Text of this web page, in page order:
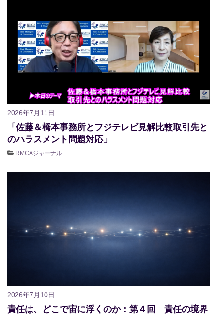
2026年7月11日
「佐藤＆橋本事務所とフジテレビ見解比較取引先と
のハラスメント問題対応」
RMCAジャーナル
2026年7月10日
責任は、どこで宙に浮くのか：第４回 責任の境界